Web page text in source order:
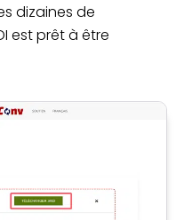
dizaines de
est prêt à être